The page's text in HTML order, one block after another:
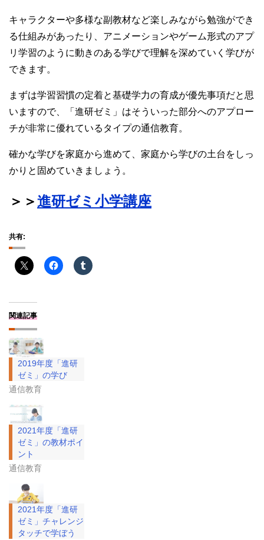
キャラクターや多様な副教材など楽しみながら勉強ができ
る仕組みがあったり、アニメーションやゲーム形式のアプ
リ学習のように動きのある学びで理解を深めていく学びが
できます。
まずは学習習慣の定着と基礎学力の育成が優先事項だと思
いますので、「進研ゼミ」はそういった部分へのアプロー
チが非常に優れているタイプの通信教育。
確かな学びを家庭から進めて、家庭から学びの土台をしっ
かりと固めていきましょう。
＞＞進研ゼミ小学講座
共有:
関連記事
2019年度「進研
ゼミ」の学び
通信教育
2021年度「進研
ゼミ」の教材ポイ
ント
通信教育
2021年度「進研
ゼミ」チャレンジ
タッチで学ぼう